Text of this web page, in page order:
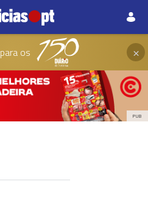
para os ×
PUB